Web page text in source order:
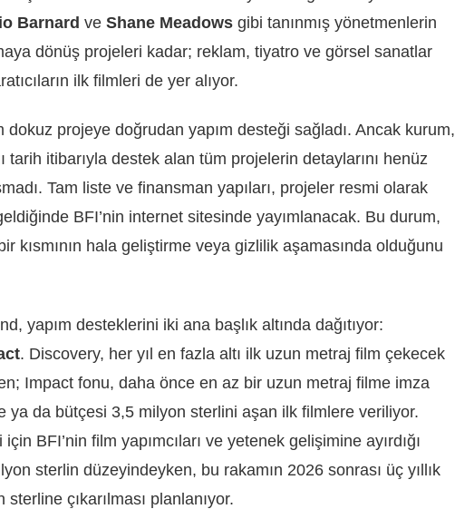
Barnard ve Shane Meadows gibi tanınmış yönetmenlerin
dönüş projeleri kadar; reklam, tiyatro ve görsel sanatlar
ilk filmleri de yer alıyor.
dokuz projeye doğrudan yapım desteği sağladı. Ancak kurum,
tarih itibarıyla destek alan tüm projelerin detaylarını henüz
Tam liste ve finansman yapıları, projeler resmi olarak
BFI’nin internet sitesinde yayımlanacak. Bu durum,
kısmının hala geliştirme veya gizlilik aşamasında olduğunu
yapım desteklerini iki ana başlık altında dağıtıyor:
. Discovery, her yıl en fazla altı ilk uzun metraj film çekecek
Impact fonu, daha önce en az bir uzun metraj filme imza
ya da bütçesi 3,5 milyon sterlini aşan ilk filmlere veriliyor.
BFI’nin film yapımcıları ve yetenek gelişimine ayırdığı
sterlin düzeyindeyken, bu rakamın 2026 sonrası üç yıllık
çıkarılması planlanıyor.